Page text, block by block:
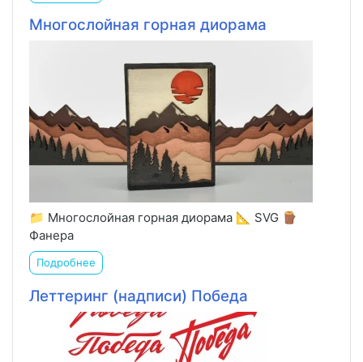
Многослойная горная диорама
📁 Многослойная горная диорама 📐 SVG 🪵
Фанера
Подробнее
Леттеринг (надписи) Победа